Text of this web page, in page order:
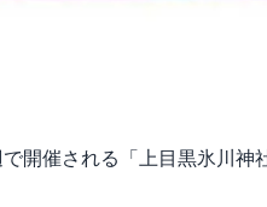
開催される「上目黒氷川神